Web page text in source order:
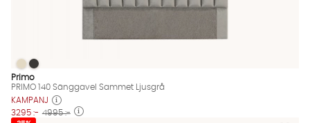
PRIMO 140 Sänggavel Sammet Ljusgrå Finns även i dessa
PRIMO 140 Sänggavel Sammet Ljusgrå
PRIMO 140 Sänggavel Sammet Ljusgrå
Primo
PRIMO 140 Sänggavel Sammet Ljusgrå
KAMPANJ
3295 :- 4995 :-